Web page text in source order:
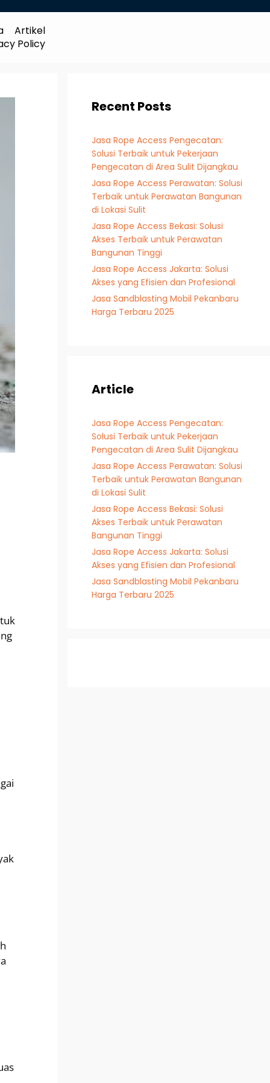
Artikel
Policy
Recent Posts
Jasa Rope Access Pengecatan:
Solusi Terbaik untuk Pekerjaan
Pengecatan di Area Sulit Dijangkau
Jasa Rope Access Perawatan: Solusi
Terbaik untuk Perawatan Bangunan
di Lokasi Sulit
Jasa Rope Access Bekasi: Solusi
Akses Terbaik untuk Perawatan
Bangunan Tinggi
Jasa Rope Access Jakarta: Solusi
Akses yang Efisien dan Profesional
Jasa Sandblasting Mobil Pekanbaru
Harga Terbaru 2025
Article
Jasa Rope Access Pengecatan:
Solusi Terbaik untuk Pekerjaan
Pengecatan di Area Sulit Dijangkau
Jasa Rope Access Perawatan: Solusi
Terbaik untuk Perawatan Bangunan
di Lokasi Sulit
Jasa Rope Access Bekasi: Solusi
Akses Terbaik untuk Perawatan
Bangunan Tinggi
Jasa Rope Access Jakarta: Solusi
Akses yang Efisien dan Profesional
Jasa Sandblasting Mobil Pekanbaru
Harga Terbaru 2025